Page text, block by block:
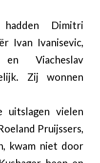
hadden Dimitri
Ivan Ivanisevic,
en Viacheslav
Zij wonnen
uitslagen vielen
Pruijssers,
kwam niet door